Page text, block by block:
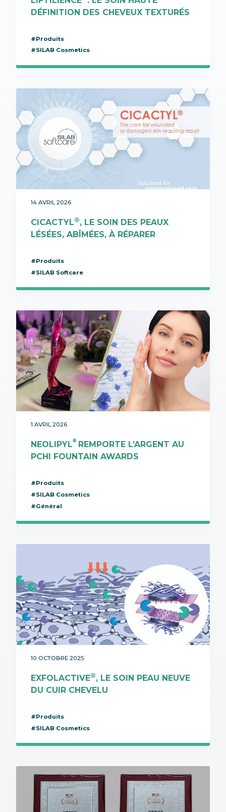
DÉFINITION DES CHEVEUX TEXTURÉS
#Produits
#SILAB Cosmetics
14 AVRIL 2026
CICACTYL®, LE SOIN DES PEAUX
LÉSÉES, ABÎMÉES, À RÉPARER
#Produits
#SILAB Softcare
1 AVRIL 2026
NEOLIPYL®
REMPORTE L’ARGENT AU
PCHI FOUNTAIN AWARDS
#Produits
#SILAB Cosmetics
#Général
10 OCTOBRE 2025
EXFOLACTIVE®, LE SOIN PEAU NEUVE
DU CUIR CHEVELU
#Produits
#SILAB Cosmetics